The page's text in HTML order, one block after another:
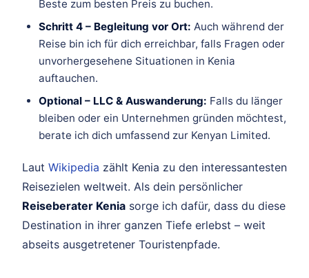
Beste zum besten Preis zu buchen.
Schritt 4 – Begleitung vor Ort: Auch während der
Reise bin ich für dich erreichbar, falls Fragen oder
unvorhergesehene Situationen in Kenia
auftauchen.
Optional – LLC & Auswanderung: Falls du länger
bleiben oder ein Unternehmen gründen möchtest,
berate ich dich umfassend zur Kenyan Limited.
Laut Wikipedia zählt Kenia zu den interessantesten
Reisezielen weltweit. Als dein persönlicher
Reiseberater Kenia sorge ich dafür, dass du diese
Destination in ihrer ganzen Tiefe erlebst – weit
abseits ausgetretener Touristenpfade.